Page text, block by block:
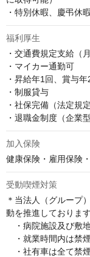
・特別休暇、慶弔休暇
福利厚生
・交通費規定支給（
・マイカー通勤可
・昇給年1回、賞与
・制服貸与
・社保完備（法定規
・退職金制度（企業
加入保険
健康保険・雇用保険
受動喫煙対策
＊当法人（グループ
動を推進しております
・病院施設及び敷地
・就業時間内は禁煙
・社有車は全て禁煙